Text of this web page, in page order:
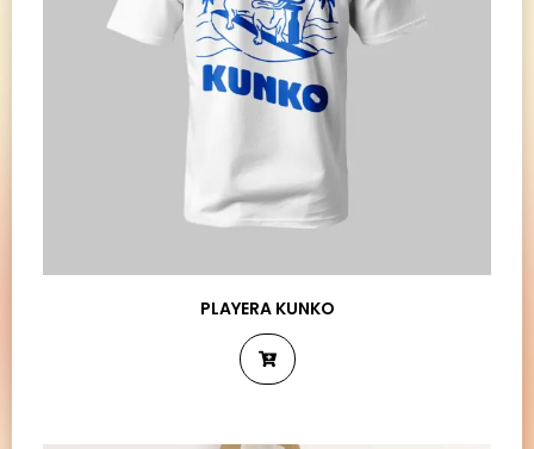
PLAYERA KUNKO